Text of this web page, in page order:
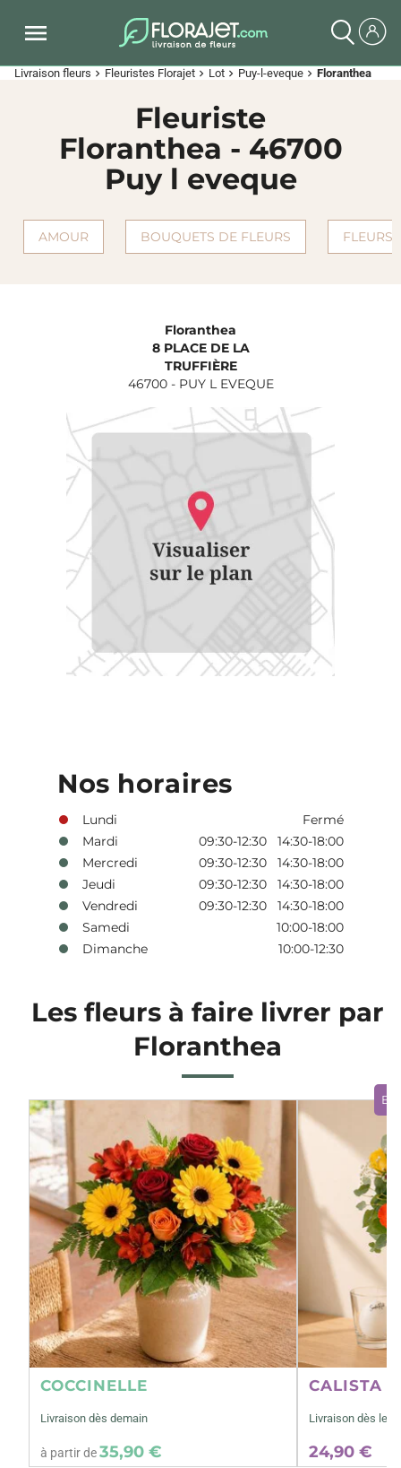
Livraison fleurs chevron_right Fleuristes Florajet chevron_right Lot chevron_right Puy-l-eveque chevron_right Floranthea
Fleuriste
Floranthea - 46700
Puy l eveque
AMOUR BOUQUETS DE FLEURS FLEURS
Floranthea
8 PLACE DE LA
TRUFFIÈRE
46700- PUY L EVEQUE
Nos horaires
Lundi
Fermé
Mardi
09:30-12:30 14:30-18:00
Mercredi
09:30-12:30 14:30-18:00
Jeudi
09:30-12:30 14:30-18:00
Vendredi
09:30-12:30 14:30-18:00
Samedi
10:00-18:00
Dimanche
10:00-12:30
Les fleurs à faire livrer par
Floranthea
COCCINELLE
Livraison dès demain
à partir de35,90 €
CALISTA
Livraison dès le
24,90 €